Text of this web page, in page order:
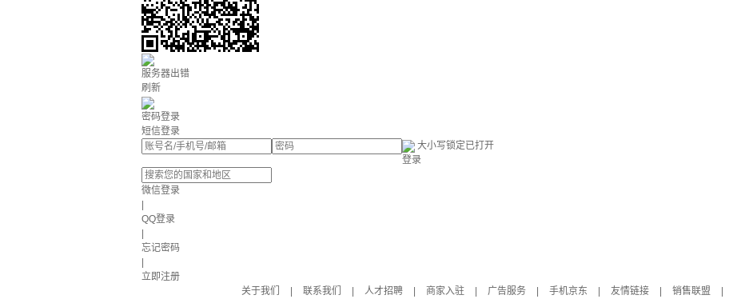
服务器出错
刷新
密码登录
短信登录
大小写锁定已打开
登录
微信登录
QQ登录
忘记密码
立即注册
关于我们
联系我们 人才招聘 商家入驻 广告服务 手机京东 友情链接 销售联盟